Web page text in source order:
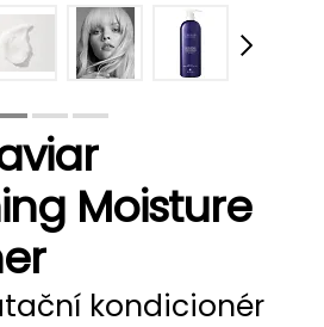
Moisture
kondicionér